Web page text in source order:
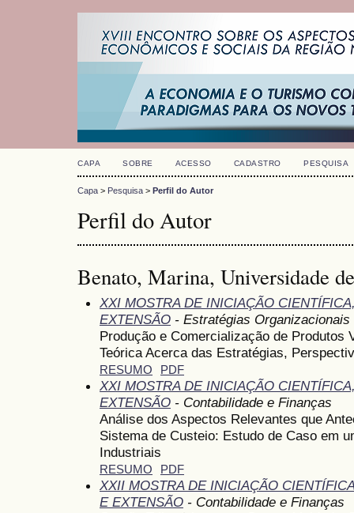
CAPA SOBRE ACESSO CADASTRO PESQUISA
Capa > Pesquisa > Perfil do Autor
Perfil do Autor
Benato, Marina, Universidade
XXI MOSTRA DE INICIAÇÃO
EXTENSÃO - Estratégias Organizacionais
Produção e Comercialização de
Teórica Acerca das Estratégias,
RESUMO PDF
XXI MOSTRA DE INICIAÇÃO
EXTENSÃO - Contabilidade e Finanças
Análise dos Aspectos Relevantes que
Sistema de Custeio: Estudo de Caso em
Industriais
RESUMO PDF
XXII MOSTRA DE INICIAÇÃO
E EXTENSÃO - Contabilidade e Finanças